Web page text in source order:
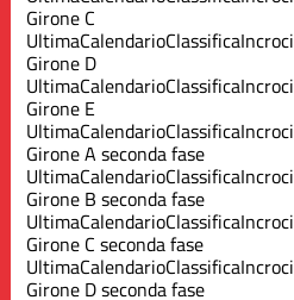
Girone C
UltimaCalendarioClassificaIncroci
Girone D
UltimaCalendarioClassificaIncroci
Girone E
UltimaCalendarioClassificaIncroci
Girone A seconda fase
UltimaCalendarioClassificaIncroci
Girone B seconda fase
UltimaCalendarioClassificaIncroci
Girone C seconda fase
UltimaCalendarioClassificaIncroci
Girone D seconda fase